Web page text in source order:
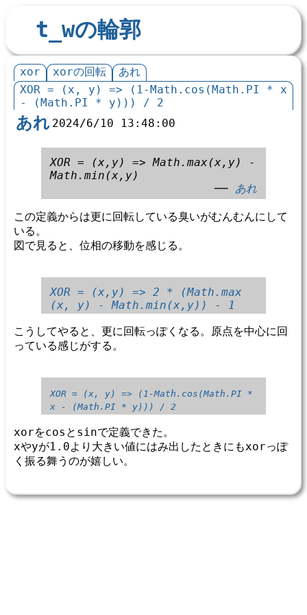
t_wの輪郭
xor xorの回転
あれ
XOR = (x, y) => (1-Math.cos(Math.PI * x
- (Math.PI * y))) / 2
あれ 2024/6/10 13:48:00
XOR = (x,y) => Math.max(x,y) -
Math.min(x,y)
── あれ
この定義からは更に回転している臭いがむんむんにして
いる。
図で見ると、位相の移動を感じる。
XOR = (x,y) => 2 * (Math.max
(x, y) - Math.min(x,y)) - 1
こうしてやると、更に回転っぽくなる。原点を中心に回
っている感じがする。
XOR = (x, y) => (1-Math.cos(Math.PI *
x - (Math.PI * y))) / 2
xorをcosとsinで定義できた。
xやyが1.0より大きい値にはみ出したときにもxorっぽ
く振る舞うのが嬉しい。